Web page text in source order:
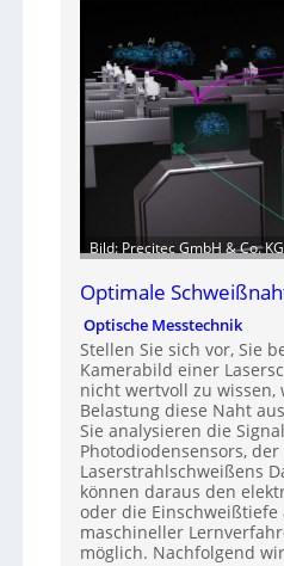
Bild: Precitec GmbH & Co. KG
Optimale
Optische Messtechnik
Stellen Sie sich vor, Sie
Kamerabild einer
nicht wertvoll zu wissen,
Belastung diese Naht
Sie analysieren die
Photodiodensensors,
Laserstrahlschweißens
können daraus den
oder die
maschineller
möglich. Nachfolgend